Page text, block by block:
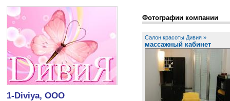
1-Diviya, ООО
Фотографии компании
Салон красоты Дивия »
массажный кабинет